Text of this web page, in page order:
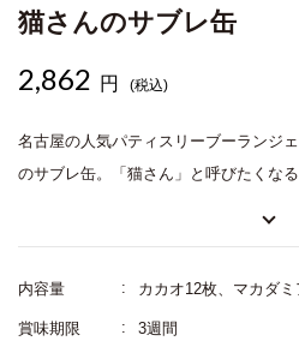
猫さんのサブレ缶
2,862 円 (税込)
名古屋の人気パティスリーブーランジ
のサブレ缶。「猫さん」と呼びたくな
内容量 カカオ12枚、マカダミ
賞味期限 3週間